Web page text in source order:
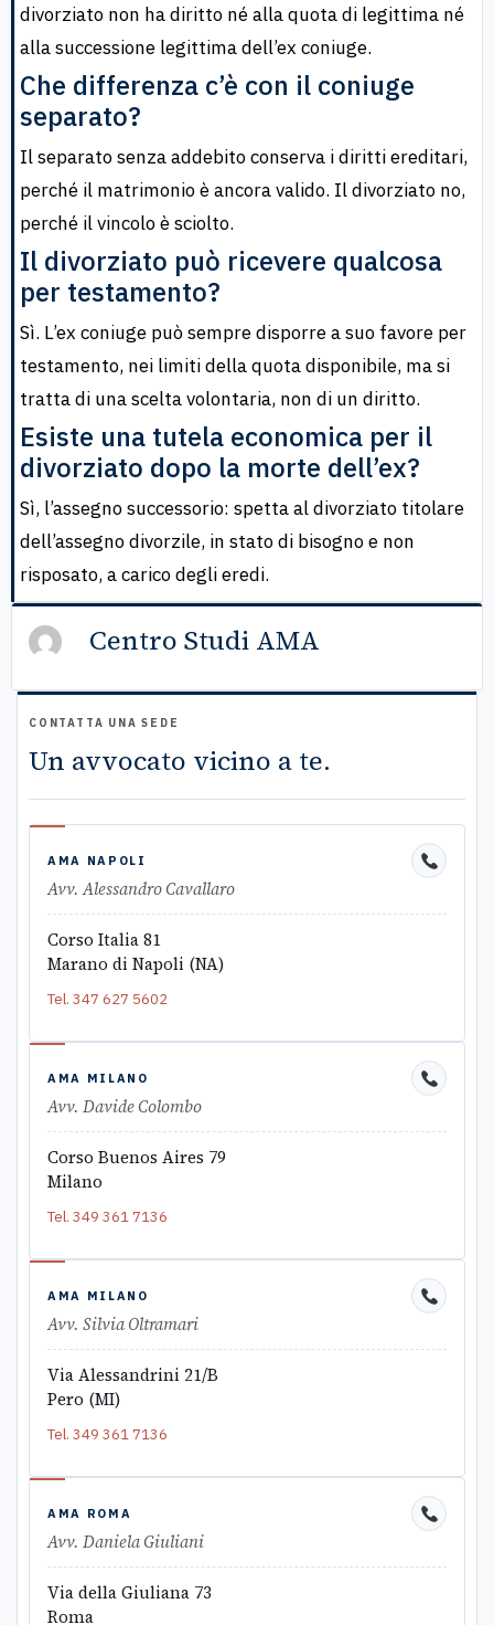
divorziato non ha diritto né alla quota di legittima né
alla successione legittima dell’ex coniuge.
Che differenza c’è con il coniuge
separato?
Il separato senza addebito conserva i diritti ereditari,
perché il matrimonio è ancora valido. Il divorziato no,
perché il vincolo è sciolto.
Il divorziato può ricevere qualcosa
per testamento?
Sì. L’ex coniuge può sempre disporre a suo favore per
testamento, nei limiti della quota disponibile, ma si
tratta di una scelta volontaria, non di un diritto.
Esiste una tutela economica per il
divorziato dopo la morte dell’ex?
Sì, l’assegno successorio: spetta al divorziato titolare
dell’assegno divorzile, in stato di bisogno e non
risposato, a carico degli eredi.
Centro Studi AMA
CONTATTA UNA SEDE
Un avvocato vicino a te.
AMA NAPOLI
Avv. Alessandro Cavallaro
Corso Italia 81
Marano di Napoli (NA)
Tel. 347 627 5602
AMA MILANO
Avv. Davide Colombo
Corso Buenos Aires 79
Milano
Tel. 349 361 7136
AMA MILANO
Avv. Silvia Oltramari
Via Alessandrini 21/B
Pero (MI)
Tel. 349 361 7136
AMA ROMA
Avv. Daniela Giuliani
Via della Giuliana 73
Roma